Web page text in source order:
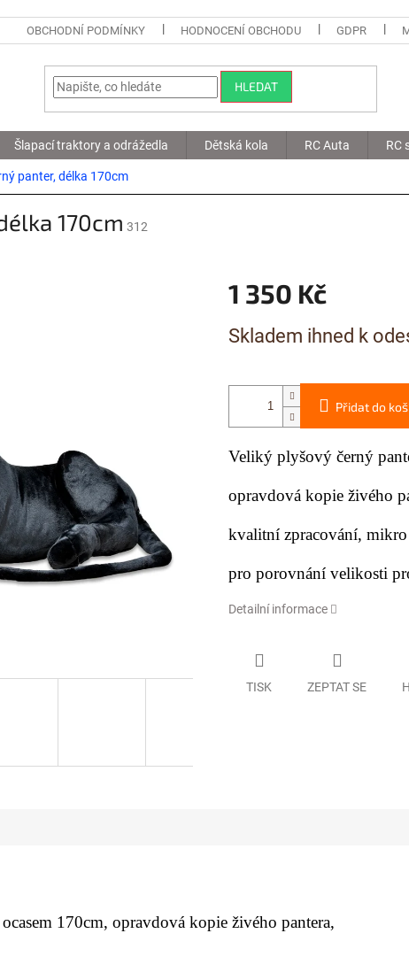
OBCHODNÍ PODMÍNKY HODNOCENÍ OBCHODU GDPR
HLEDAT
Šlapací traktory a odrážedla Dětská kola RC Auta RC
panter, délka 170cm
170cm 312
1 350 Kč
cena:
Skladem ihned k
Přidat do
Veliký plyšový černý
opravdová kopie živého
kvalitní zpracování,
pro porovnání velikosti
Detailní informace
TISK ZEPTAT SE
170cm, opravdová kopie živého pantera,